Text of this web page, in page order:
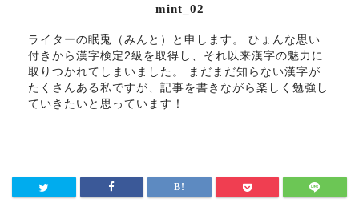
mint_02
ライターの眠兎（みんと）と申します。 ひょんな思い
付きから漢字検定2級を取得し、それ以来漢字の魅力に
取りつかれてしまいました。 まだまだ知らない漢字が
たくさんある私ですが、記事を書きながら楽しく勉強し
ていきたいと思っています！